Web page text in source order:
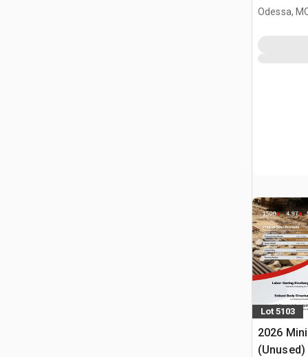
Odessa,
Lot 5103
2026
(Unused)